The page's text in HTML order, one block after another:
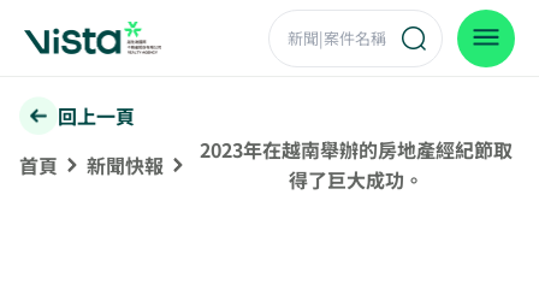
回上一頁
首頁
新聞快報
2023年在越南舉辦的房地產經紀節取
得了巨大成功。